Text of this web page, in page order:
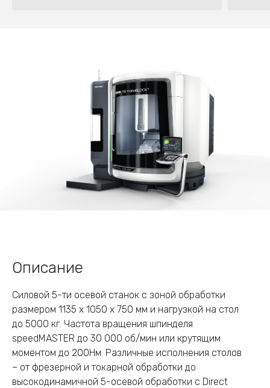
Описание
Силовой 5-ти осевой станок с зоной обработки
размером 1135 х 1050 х 750 мм и нагрузкой на стол
до 5000 кг. Частота вращения шпинделя
speedMASTER до 30 000 об/мин или крутящим
моментом до 200Нм. Различные исполнения столов
– от фрезерной и токарной обработки до
высокодинамичной 5-осевой обработки с Direct